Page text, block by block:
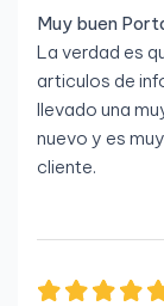
Muy buen
La verdad es
articulos de
llevado una
nuevo y es
cliente.